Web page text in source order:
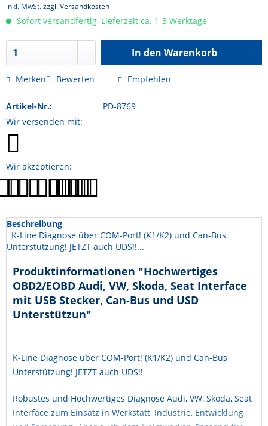
inkl. MwSt.zzgl. Versandkosten
Sofort versandfertig, Lieferzeit ca. 1-3 Werktage
In den Warenkorb
Hinzugefügt
Merken Bewerten Empfehlen
Artikel-Nr.:
PD-8769
Wir versenden mit:
Wir akzeptieren:
Beschreibung
K-Line Diagnose über COM-Port! (K1/K2) und Can-Bus
Unterstützung! JETZT auch UDS!!...
Produktinformationen "Hochwertiges
OBD2/EOBD Audi, VW, Skoda, Seat Interface
mit USB Stecker, Can-Bus und USD
Unterstützun"
K-Line Diagnose über COM-Port! (K1/K2) und Can-Bus
Unterstützung! JETZT auch UDS!!
Robustes und Hochwertiges Diagnose Audi, VW, Skoda, Seat
Interface zum Einsatz in Werkstatt, Industrie, Entwicklung